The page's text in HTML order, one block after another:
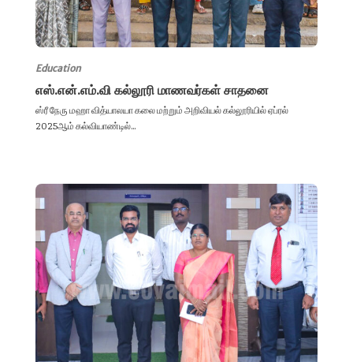
Education
எஸ்.என்.எம்.வி கல்லூரி மாணவர்கள் சாதனை
ஸ்ரீ நேரு மஹா வித்யாலயா கலை மற்றும் அறிவியல் கல்லூரியில் ஏப்ரல்
2025ஆம் கல்வியாண்டில்...